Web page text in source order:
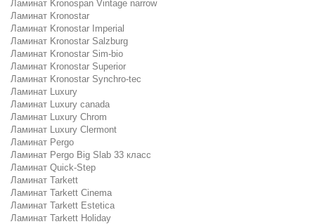
Ламинат Kronospan Vintage narrow
Ламинат Kronostar
Ламинат Kronostar Imperial
Ламинат Kronostar Salzburg
Ламинат Kronostar Sim-bio
Ламинат Kronostar Superior
Ламинат Kronostar Synchro-tec
Ламинат Luxury
Ламинат Luxury canada
Ламинат Luxury Chrom
Ламинат Luxury Clermont
Ламинат Pergo
Ламинат Pergo Big Slab 33 класс
Ламинат Quick-Step
Ламинат Tarkett
Ламинат Tarkett Cinema
Ламинат Tarkett Estetica
Ламинат Tarkett Holiday